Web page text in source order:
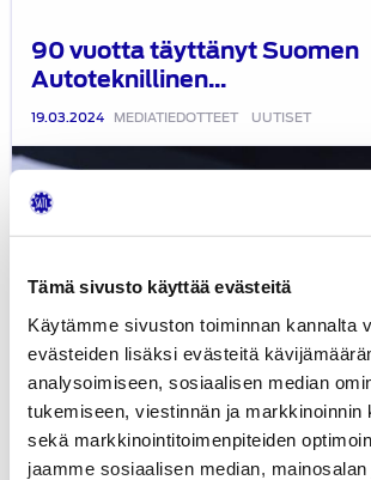
Tämä sivusto käyttää evästeitä
Käytämme sivuston toiminnan kannalta
evästeiden lisäksi evästeitä
analysoimiseen, sosiaalisen median
tukemiseen, viestinnän ja markkinoinnin
sekä markkinointitoimenpiteiden
jaamme sosiaalisen median,
90 vuotta täyttänyt Suomen
Autoteknillinen...
19.03.2024 MEDIATIEDOTTEET UUTISET
Suomen
Autoteknillinen
Liitto
myönsi
tunnustuksen
ajoneuvojen
sähköturvallisuusasian-
tuntijalle,
liitolle
uusi
puheenjohtaja